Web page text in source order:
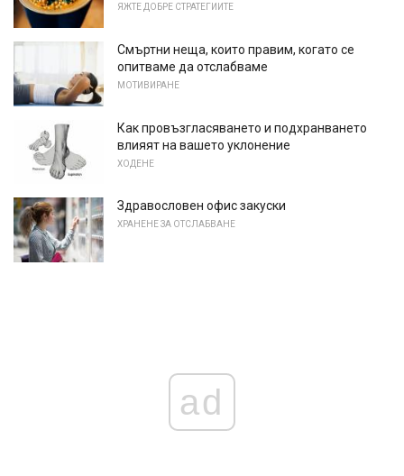
ЯЖТЕ ДОБРЕ СТРАТЕГИИТЕ
Смъртни неща, които правим, когато се
опитваме да отслабваме
МОТИВИРАНЕ
Как провъзгласяването и подхранването
влияят на вашето уклонение
ХОДЕНЕ
Здравословен офис закуски
ХРАНЕНЕ ЗА ОТСЛАБВАНЕ
ad